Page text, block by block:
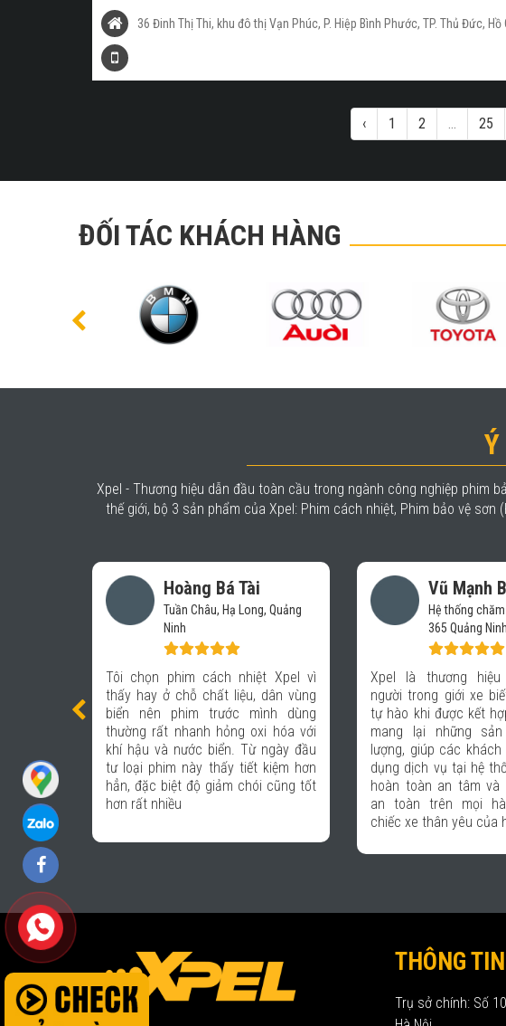
36 Đinh Thị Thi, khu đô thị Vạn Phúc, P. Hiệp Bình Phước, TP. Thủ Đức, Hồ
‹ 1 2 ... 25
ĐỐI TÁC KHÁCH HÀNG
Xpel - Thương hiệu dẫn đầu toàn cầu trong ngành công nghiệp phim
thế giới, bộ 3 sản phẩm của Xpel: Phim cách nhiệt, Phim bảo vệ sơn
dân vùng
mình dùng
tiết kiệm hơn
chói cũng tốt
Vũ Mạnh Báu
Hệ thống chăm sóc xe- Auto
Xpel là thương hiệu được nhiều
người trong giới xe biết đến, tôi rất
tự hào khi được kết hợp với Xpel để
mang lại những sản phẩm chất
lượng, giúp các khách hàng đến sử
dụng dịch vụ tại hệ thống Auto 365
hoàn toàn an tâm và được bảo vệ
an toàn trên mọi hành trình với
Đỗ
Khu
Đông -
Đầu tư thêm
vệ bên ngoài,
như lên một
trong suốt,
sơn xe một
tượng nhất là
xước của phim.
THÔNG
Trụ sở chính: Số